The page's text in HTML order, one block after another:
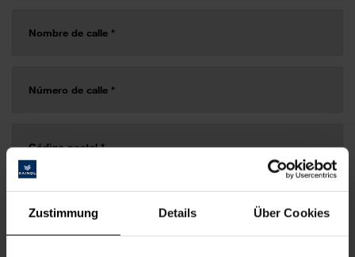
Zustimmung Details Über Cookies